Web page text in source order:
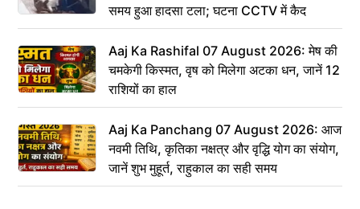
समय हुआ हादसा टला; घटना CCTV में कैद
Aaj Ka Rashifal 07 August 2026: मेष की
चमकेगी किस्मत, वृष को मिलेगा अटका धन, जानें 12
राशियों का हाल
Aaj Ka Panchang 07 August 2026: आज
नवमी तिथि, कृतिका नक्षत्र और वृद्धि योग का संयोग,
जानें शुभ मुहूर्त, राहुकाल का सही समय